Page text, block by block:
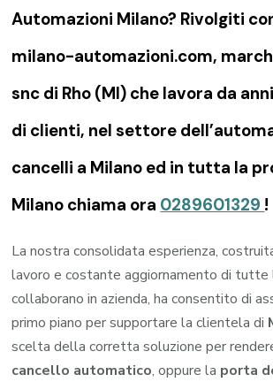
Automazioni Milano? Rivolgiti
milano-automazioni.com,
snc di Rho (MI) che lavora da
di clienti, nel settore
cancelli a Milano ed in tutta la
Milano chiama ora 0289601329 !
La nostra consolidata esperienza,
lavoro e costante aggiornamento di tutte
collaborano in azienda, ha consentito di
primo piano per supportare la clientela di
scelta della corretta soluzione per
cancello automatico, oppure la porta